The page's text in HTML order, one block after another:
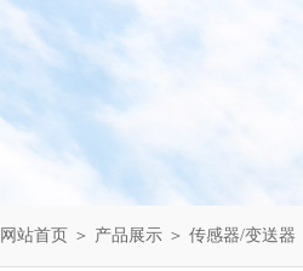
网站首页 ＞ 产品展示 ＞ 传感器/变送器